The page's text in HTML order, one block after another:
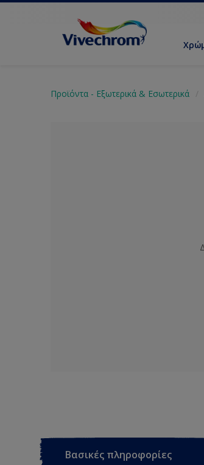
Προϊόντα - Εξωτερικά & Εσωτερικά
Βασικές πληροφορίες